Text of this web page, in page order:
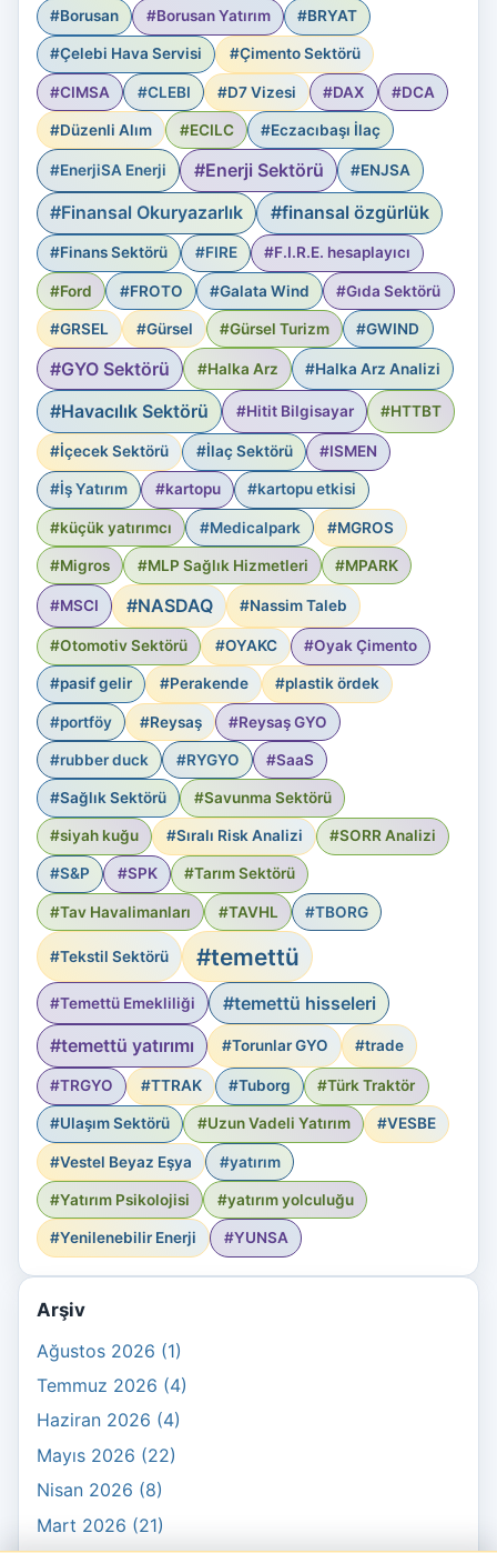
#Borusan #Borusan Yatırım #BRYAT
#Çelebi Hava Servisi #Çimento Sektörü
#CIMSA #CLEBI #D7 Vizesi #DAX #DCA
#Düzenli Alım #ECILC #Eczacıbaşı İlaç
#EnerjiSA Enerji #Enerji Sektörü #ENJSA
#Finansal Okuryazarlık #finansal özgürlük
#Finans Sektörü #FIRE #F.I.R.E. hesaplayıcı
#Ford #FROTO #Galata Wind #Gıda Sektörü
#GRSEL #Gürsel #Gürsel Turizm #GWIND
#GYO Sektörü #Halka Arz #Halka Arz Analizi
#Havacılık Sektörü #Hitit Bilgisayar #HTTBT
#İçecek Sektörü #İlaç Sektörü #ISMEN
#İş Yatırım #kartopu #kartopu etkisi
#küçük yatırımcı #Medicalpark #MGROS
#Migros #MLP Sağlık Hizmetleri #MPARK
#MSCI #NASDAQ #Nassim Taleb
#Otomotiv Sektörü #OYAKC #Oyak Çimento
#pasif gelir #Perakende #plastik ördek
#portföy #Reysaş #Reysaş GYO
#rubber duck #RYGYO #SaaS
#Sağlık Sektörü #Savunma Sektörü
#siyah kuğu #Sıralı Risk Analizi #SORR Analizi
#S&P #SPK #Tarım Sektörü
#Tav Havalimanları #TAVHL #TBORG
#Tekstil Sektörü #temettü
#Temettü Emekliliği
#temettü hisseleri
#temettü yatırımı
#Torunlar GYO #trade
#TRGYO #TTRAK #Tuborg #Türk Traktör
#Ulaşım Sektörü #Uzun Vadeli Yatırım #VESBE
#Vestel Beyaz Eşya #yatırım
#Yatırım Psikolojisi #yatırım yolculuğu
#Yenilenebilir Enerji #YUNSA
Arşiv
Ağustos 2026 (1)
Temmuz 2026 (4)
Haziran 2026 (4)
Mayıs 2026 (22)
Nisan 2026 (8)
Mart 2026 (21)